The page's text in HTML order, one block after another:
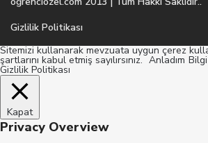
Gizlilik Politikası
Sitemizi kullanarak mevzuata uygun çerez
şartlarını kabul etmiş sayılırsınız. Anladım Bilgi
Gizlilik Politikası
Kapat
Privacy Overview